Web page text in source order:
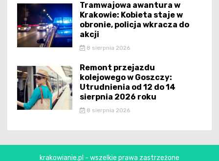
Tramwajowa awantura w
Krakowie: Kobieta staje w
obronie, policja wkracza do
akcji
8 sierpnia 2026
Remont przejazdu
kolejowego w Goszczy:
Utrudnienia od 12 do 14
sierpnia 2026 roku
8 sierpnia 2026
krakowianie.pl - wszelkie prawa zastrzeżone